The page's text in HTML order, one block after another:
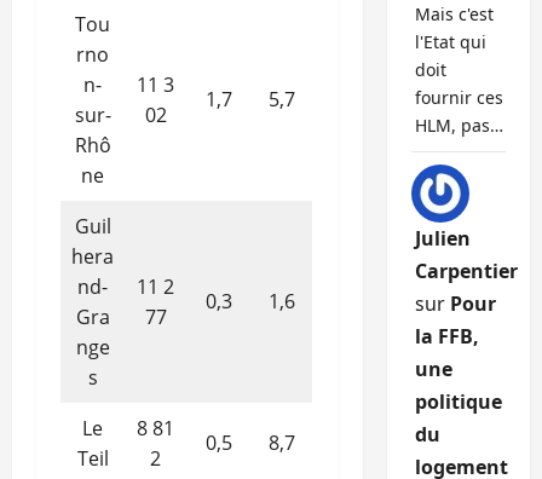
Tou
rno
n-
sur-
Rhô
ne
11 3
02
1,7 5,7
Guil
hera
nd-
Gra
nge
s
11 2
77
0,3 1,6
Le
Teil
8 81
2
0,5 8,7
Mais c'est
l'Etat qui
doit
fournir ces
HLM, pas…
Julien
Carpentier
sur Pour
la FFB,
une
politique
du
logement